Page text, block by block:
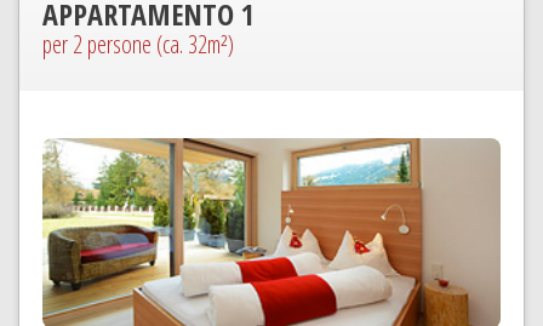
APPARTAMENTO 1
per 2 persone (ca. 32m²)